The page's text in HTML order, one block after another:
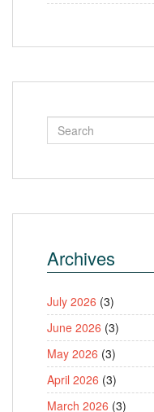
Archives
July 2026 (3)
June 2026 (3)
May 2026 (3)
April 2026 (3)
March 2026 (3)